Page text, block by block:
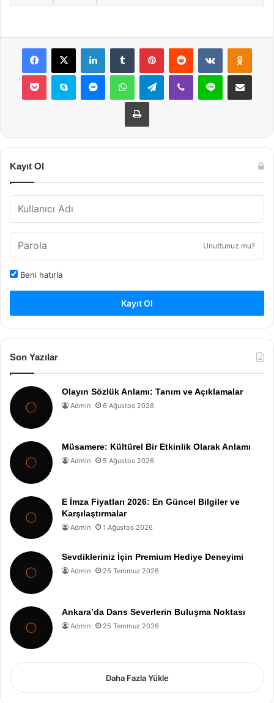
Facebook
X LinkedInTumblr PinterestReddit VKontakte
Pocket Skype MessengerWhatsAppTelegramViber Line E-Posta ile
Yazdır
Kayıt Ol
Unuttunuz mu?
Beni hatırla
Kayıt Ol
Son Yazılar
Olayın Sözlük Anlamı: Tanım ve Açıklamalar
Admin 6 Ağustos 2026
Müsamere: Kültürel Bir Etkinlik Olarak Anlamı
Admin 5 Ağustos 2026
E İmza Fiyatları 2026: En Güncel Bilgiler ve
Karşılaştırmalar
Admin 1 Ağustos 2026
Sevdikleriniz İçin Premium Hediye Deneyimi
Admin 25 Temmuz 2026
Ankara’da Dans Severlerin Buluşma Noktası
Admin 25 Temmuz 2026
Daha Fazla Yükle